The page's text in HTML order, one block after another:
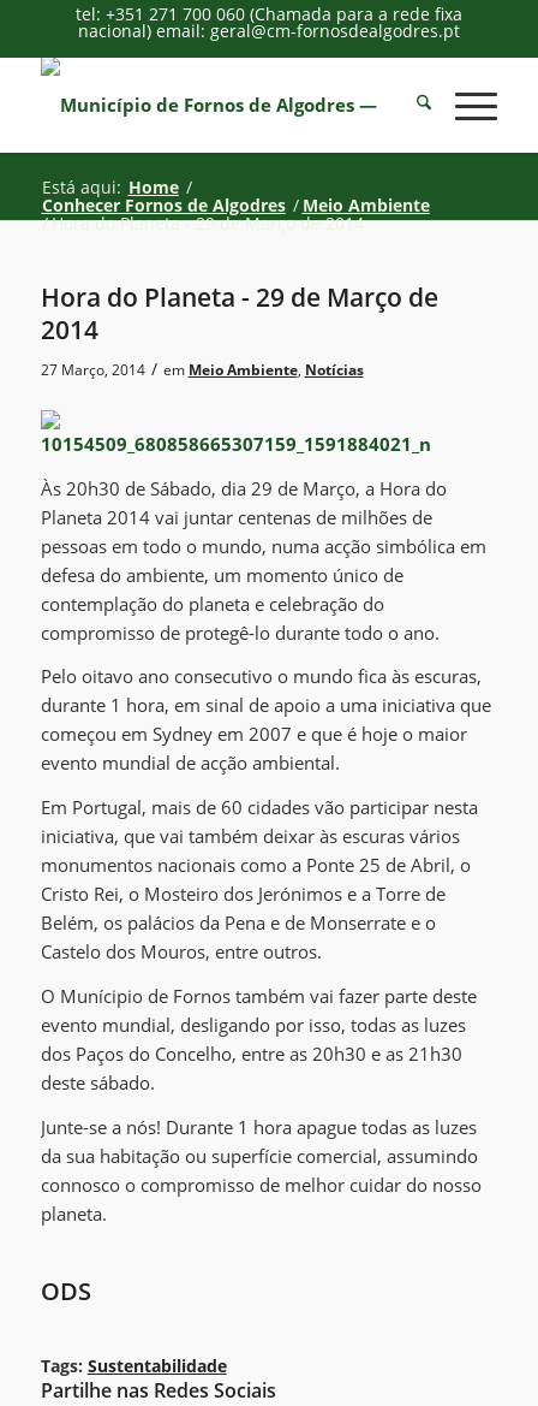
tel: +351 271 700 060 (Chamada para a rede fixa
nacional) email: geral@cm-fornosdealgodres.pt
Está aqui: Home /
Conhecer Fornos de Algodres / Meio Ambiente
/Hora do Planeta - 29 de Março de 2014
Hora do Planeta - 29 de Março de
2014
27 Março, 2014 / em Meio Ambiente, Notícias
Às 20h30 de Sábado, dia 29 de Março, a Hora do
Planeta 2014 vai juntar centenas de milhões de
pessoas em todo o mundo, numa acção simbólica em
defesa do ambiente, um momento único de
contemplação do planeta e celebração do
compromisso de protegê-lo durante todo o ano.
Pelo oitavo ano consecutivo o mundo fica às escuras,
durante 1 hora, em sinal de apoio a uma iniciativa que
começou em Sydney em 2007 e que é hoje o maior
evento mundial de acção ambiental.
Em Portugal, mais de 60 cidades vão participar nesta
iniciativa, que vai também deixar às escuras vários
monumentos nacionais como a Ponte 25 de Abril, o
Cristo Rei, o Mosteiro dos Jerónimos e a Torre de
Belém, os palácios da Pena e de Monserrate e o
Castelo dos Mouros, entre outros.
O Munícipio de Fornos também vai fazer parte deste
evento mundial, desligando por isso, todas as luzes
dos Paços do Concelho, entre as 20h30 e as 21h30
deste sábado.
Junte-se a nós! Durante 1 hora apague todas as luzes
da sua habitação ou superfície comercial, assumindo
connosco o compromisso de melhor cuidar do nosso
planeta.
ODS
Tags: Sustentabilidade
Partilhe nas Redes Sociais